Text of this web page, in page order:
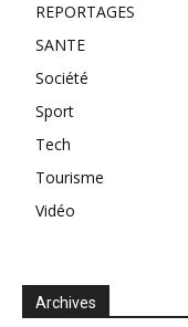
REPORTAGES
SANTE
Société
Sport
Tech
Tourisme
Vidéo
Archives